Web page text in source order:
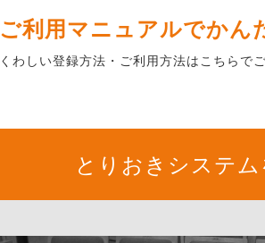
ご利用マニュアルでかん
くわしい登録方法・ご利用方法はこちらで
とりおきシステ